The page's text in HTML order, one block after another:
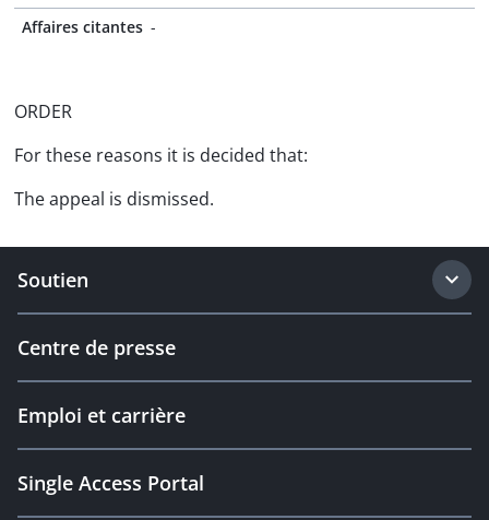
Affaires citantes -
ORDER
For these reasons it is decided that:
The appeal is dismissed.
Soutien
Centre de presse
Emploi et carrière
Single Access Portal